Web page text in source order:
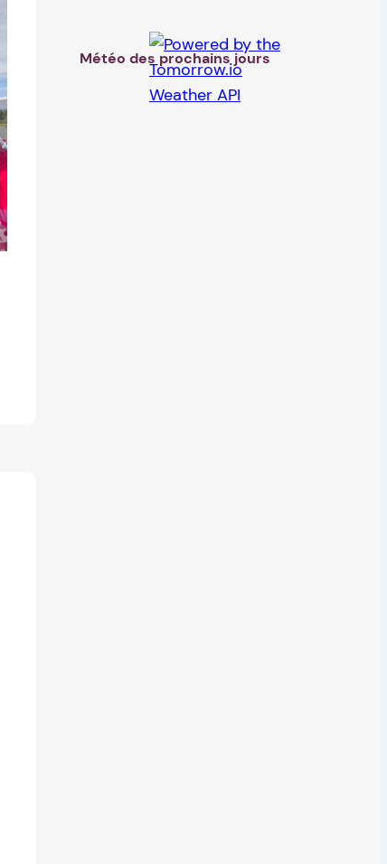
Météo des prochains jours